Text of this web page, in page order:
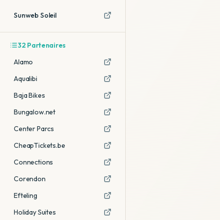
Sunweb Soleil
32 Partenaires
Alamo
Aqualibi
Baja Bikes
Bungalow.net
Center Parcs
CheapTickets.be
Connections
Corendon
Efteling
Holiday Suites